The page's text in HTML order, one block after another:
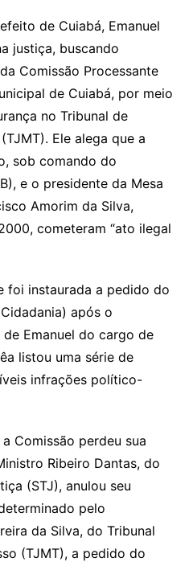
e
dI
n
l
gl
Cl
a
s
o
m
g
e
a
d
s
ai
l
ar
e
de Cuiabá, Emanuel
justiça, buscando
Comissão Processante
de Cuiabá, por meio
no Tribunal de
Ele alega que a
sob comando do
e o presidente da Mesa
Amorim da Silva,
cometeram “ato ilegal
foi instaurada a pedido do
após o
Emanuel do cargo de
listou uma série de
infrações político-
Comissão perdeu sua
Ribeiro Dantas, do
(STJ), anulou seu
pelo
da Silva, do Tribunal
(TJMT), a pedido do